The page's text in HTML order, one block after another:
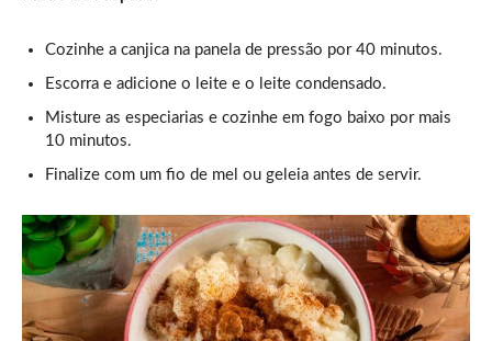
Cozinhe a canjica na panela de pressão por 40 minutos.
Escorra e adicione o leite e o leite condensado.
Misture as especiarias e cozinhe em fogo baixo por mais
10 minutos.
Finalize com um fio de mel ou geleia antes de servir.